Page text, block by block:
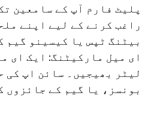
راغب کرنے کے لیے اپنے
بیٹنگ ٹپس یا کیسینو گیم
ای میل مارکیٹنگ: ایک ای
بونسز، یا گیم کے